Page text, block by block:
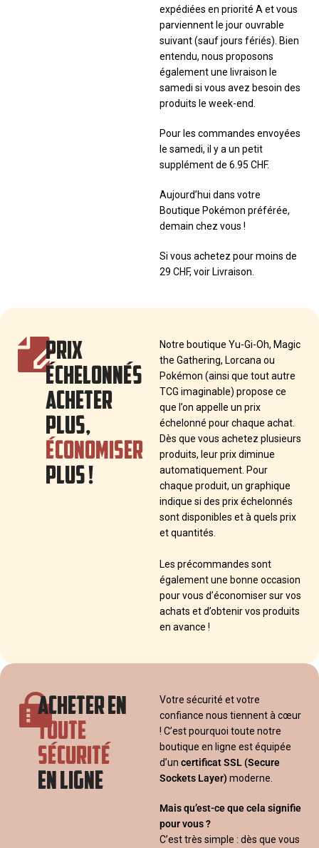
expédiées en priorité A et vous
parviennent le jour ouvrable
suivant (sauf jours fériés). Bien
entendu, nous proposons
également une livraison le
samedi si vous avez besoin des
produits le week-end.
Pour les commandes envoyées
le samedi, il y a un petit
supplément de 6.95 CHF.
Aujourd’hui dans votre
Boutique Pokémon préférée,
demain chez vous !
Si vous achetez pour moins de
29 CHF, voir Livraison.
PRIX
ÉCHELONNÉS
ACHETER
PLUS,
ÉCONOMISER
PLUS !
Notre boutique Yu-Gi-Oh, Magic
the Gathering, Lorcana ou
Pokémon (ainsi que tout autre
TCG imaginable) propose ce
que l’on appelle un prix
échelonné pour chaque achat.
Dès que vous achetez plusieurs
produits, leur prix diminue
automatiquement. Pour
chaque produit, un graphique
indique si des prix échelonnés
sont disponibles et à quels prix
et quantités.
Les précommandes sont
également une bonne occasion
pour vous d’économiser sur vos
achats et d’obtenir vos produits
en avance !
ACHETER EN
TOUTE
SÉCURITÉ
EN LIGNE
Votre sécurité et votre
confiance nous tiennent à cœur
! C’est pourquoi toute notre
boutique en ligne est équipée
d’un certificat SSL (Secure
Sockets Layer) moderne.
Mais qu’est-ce que cela signifie
pour vous ?
C’est très simple : dès que vous